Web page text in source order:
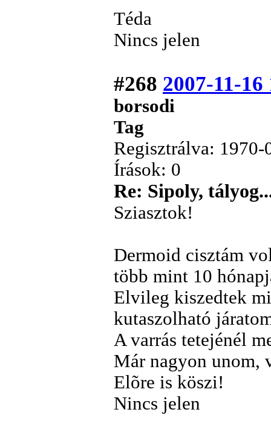
Téda
Nincs jelen
#268 2007-11-16
borsodi
Tag
Regisztrálva: 1970-
Írások: 0
Re: Sipoly,
Sziasztok!
Dermoid cisztám
több mint 10
Elvileg kiszedtek
kutaszolható
A varrás tetejénél
Már nagyon unom,
Elõre is köszi!
Nincs jelen